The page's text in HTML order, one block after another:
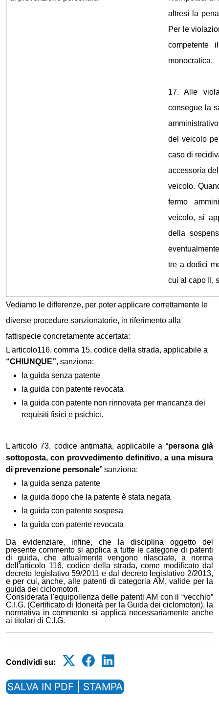
altresì la
Per le
competente
monocratica.
17. Alle
consegue la
amministrativo
del veicolo
caso di
accessoria
veicolo.
fermo
veicolo, si
della
tre a dodici
cui al capo II,
Vediamo le differenze, per poter applicare correttamente le
diverse procedure sanzionatorie, in riferimento alla
fattispecie concretamente accertata:
L'articolo116, comma 15, codice della strada, applicabile a
“CHIUNQUE”, sanziona:
la guida senza patente
la guida con patente revocata
la guida con patente non rinnovata per mancanza dei
requisiti fisici e psichici.
L'articolo 73, codice antimafia, applicabile a “persona già
sottoposta, con provvedimento definitivo, a una misura
di prevenzione personale” sanziona:
la guida senza patente
la guida dopo che la patente è stata negata
la guida con patente sospesa
la guida con patente revocata
Da evidenziare, infine, che la disciplina oggetto del
presente commento si applica a tutte le categorie di patenti
di guida, che attualmente vengono rilasciate, a norma
dell'articolo 116, codice della strada, come modificato dal
decreto legislativo 59/2011 e dal decreto legislativo 2/2013,
e per cui, anche, alle patenti di categoria AM, valide per la
guida dei ciclomotori.
Considerata l'equipollenza delle patenti AM con il “vecchio”
C.I.G. (Certificato di Idoneità per la Guida dei ciclomotori), la
normativa in commento si applica necessariamente anche
ai titolari di C.I.G.
Condividi su:
SALVA IN PDF | STAMPA